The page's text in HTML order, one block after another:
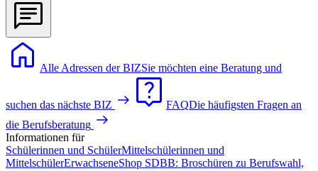
Alle Adressen der BIZSie möchten eine Beratung und
suchen das nächste BIZ FAQDie häufigsten Fragen an
die Berufsberatung
Informationen für
Schülerinnen und SchülerMittelschülerinnen und
MittelschülerErwachseneShop SDBB: Broschüren zu Berufswahl,